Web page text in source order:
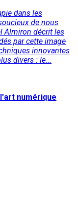
dans les
de nous
Almiron décrit les
par cette image
innovantes
divers : le...
numérique